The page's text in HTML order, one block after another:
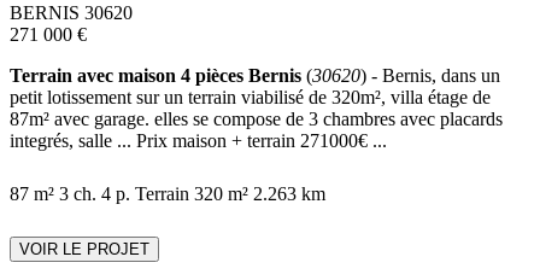
BERNIS 30620
271 000 €
Terrain avec maison 4 pièces Bernis (30620) - Bernis, dans un
petit lotissement sur un terrain viabilisé de 320m², villa étage de
87m² avec garage. elles se compose de 3 chambres avec placards
integrés, salle ... Prix maison + terrain 271000€ ...
87 m² 3 ch. 4 p. Terrain 320 m² 2.263 km
VOIR LE PROJET